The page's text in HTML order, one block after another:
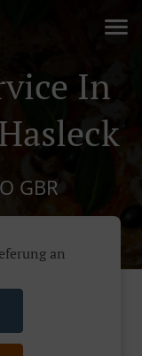
In
GBR
an